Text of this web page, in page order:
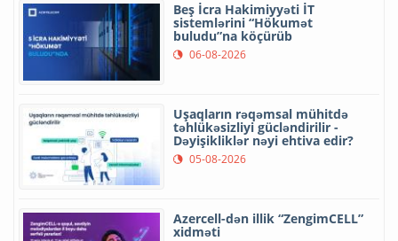
Beş İcra Hakimiyyəti İT
sistemlərini “Hökumət
buludu”na köçürüb
06-08-2026
Uşaqların rəqəmsal mühitdə
təhlükəsizliyi gücləndirilir -
Dəyişikliklər nəyi ehtiva edir?
05-08-2026
Azercell-dən illik “ZengimCELL”
xidməti